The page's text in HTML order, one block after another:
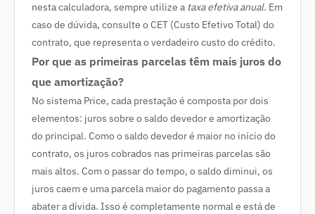
nesta calculadora, sempre utilize a taxa efetiva anual. Em
caso de dúvida, consulte o CET (Custo Efetivo Total) do
contrato, que representa o verdadeiro custo do crédito.
Por que as primeiras parcelas têm mais juros do
que amortização?
No sistema Price, cada prestação é composta por dois
elementos: juros sobre o saldo devedor e amortização
do principal. Como o saldo devedor é maior no início do
contrato, os juros cobrados nas primeiras parcelas são
mais altos. Com o passar do tempo, o saldo diminui, os
juros caem e uma parcela maior do pagamento passa a
abater a dívida. Isso é completamente normal e está de